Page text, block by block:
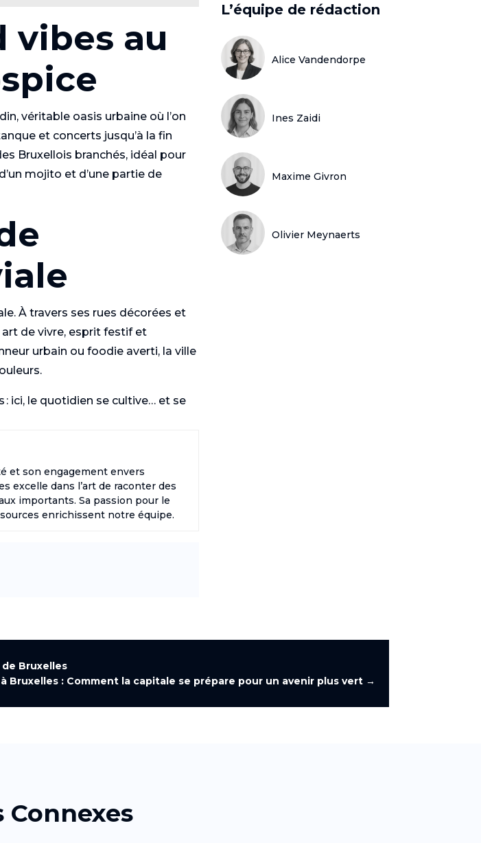
vibes au
véritable oasis urbaine où l’on
et concerts jusqu’à la fin
Bruxellois branchés, idéal pour
mojito et d’une partie de
À travers ses rues décorées et
art de vivre, esprit festif et
urbain ou foodie averti, la ville
: ici, le quotidien se cultive… et se
et son engagement envers
excelle dans l’art de raconter des
importants. Sa passion pour le
enrichissent notre équipe.
L’équipe de rédaction
Alice Vandendorpe
Ines Zaidi
Maxime Givron
Olivier Meynaerts
Bruxelles
Bruxelles : Comment la capitale se prépare pour un avenir plus vert→